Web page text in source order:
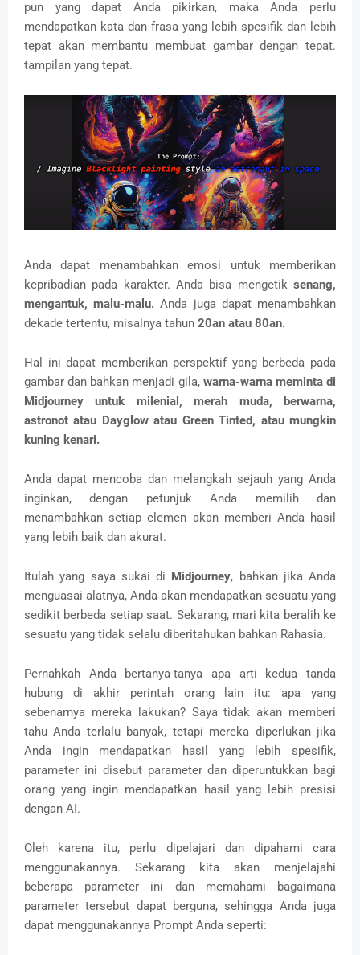
pun yang dapat Anda pikirkan, maka Anda perlu
mendapatkan kata dan frasa yang lebih spesifik dan lebih
tepat akan membantu membuat gambar dengan tepat.
tampilan yang tepat.
Anda dapat menambahkan emosi untuk memberikan
kepribadian pada karakter. Anda bisa mengetik senang,
mengantuk, malu-malu. Anda juga dapat menambahkan
dekade tertentu, misalnya tahun 20an atau 80an.
Hal ini dapat memberikan perspektif yang berbeda pada
gambar dan bahkan menjadi gila,warna-warna meminta di
Midjourney untuk milenial, merah muda, berwarna,
astronot atau Dayglow atau Green Tinted, atau mungkin
kuning kenari.
Anda dapat mencoba dan melangkah sejauh yang Anda
inginkan, dengan petunjuk Anda memilih dan
menambahkan setiap elemen akan memberi Anda hasil
yang lebih baik dan akurat.
Itulah yang saya sukai di Midjourney, bahkan jika Anda
menguasai alatnya, Anda akan mendapatkan sesuatu yang
sedikit berbeda setiap saat. Sekarang, mari kita beralih ke
sesuatu yang tidak selalu diberitahukan bahkan Rahasia.
Pernahkah Anda bertanya-tanya apa arti kedua tanda
hubung di akhir perintah orang lain itu: apa yang
sebenarnya mereka lakukan? Saya tidak akan memberi
tahu Anda terlalu banyak, tetapi mereka diperlukan jika
Anda ingin mendapatkan hasil yang lebih spesifik,
parameter ini disebut parameter dan diperuntukkan bagi
orang yang ingin mendapatkan hasil yang lebih presisi
dengan AI.
Oleh karena itu, perlu dipelajari dan dipahami cara
menggunakannya. Sekarang kita akan menjelajahi
beberapa parameter ini dan memahami bagaimana
parameter tersebut dapat berguna, sehingga Anda juga
dapat menggunakannya Prompt Anda seperti: